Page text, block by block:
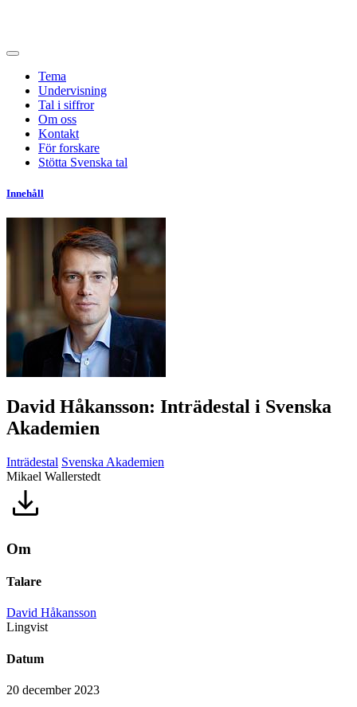
Tema
Undervisning
Tal i siffror
Om oss
Kontakt
För forskare
Stötta Svenska tal
Innehåll
David Håkansson: Inträdestal i Svenska
Akademien
Inträdestal Svenska Akademien
Mikael Wallerstedt
Om
Talare
David Håkansson
Lingvist
Datum
20 december 2023